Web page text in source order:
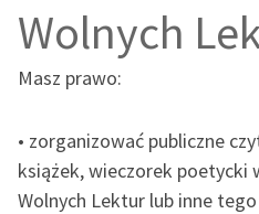
Wolnych
Masz prawo:
• zorganizować publiczne
książek, wieczorek poetycki
Wolnych Lektur lub inne